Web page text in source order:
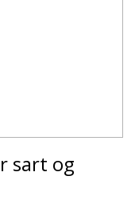
sart og